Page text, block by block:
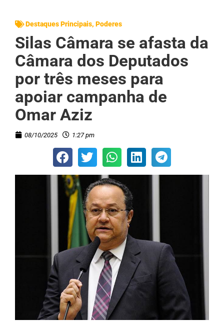
Destaques Principais, Poderes
Silas Câmara se afasta da
Câmara dos Deputados
por três meses para
apoiar campanha de
Omar Aziz
08/10/2025 1:27 pm